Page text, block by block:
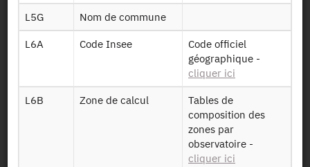
Dessin de fichier
Télécharger
L5G Nom de commune
L6A Code Insee
Code officiel
géographique -
cliquer ici
L6B Zone de calcul
Tables de
composition des
zones par
observatoire -
cliquer ici